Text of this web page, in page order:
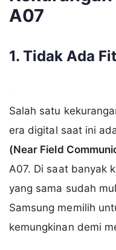
A07
1. Tidak Ada
Salah satu
era digital saat ini
(Near Field
A07. Di saat banyak
yang sama sudah
Samsung memilih
kemungkinan demi